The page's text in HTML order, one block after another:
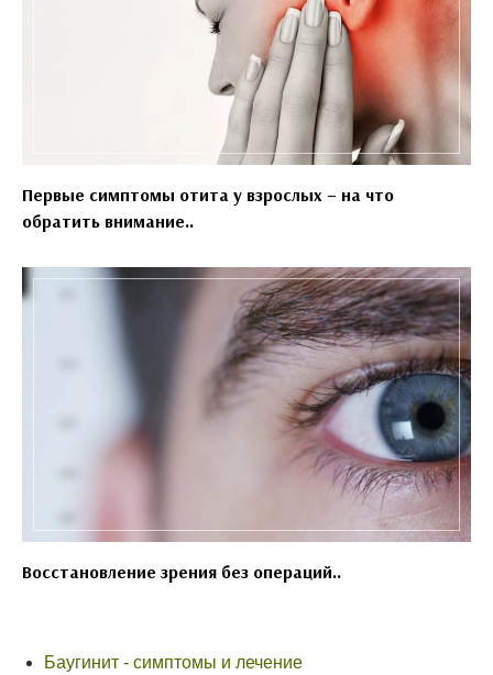
Первые симптомы отита у взрослых – на что
обратить внимание..
Восстановление зрения без операций..
Баугинит - симптомы и лечение